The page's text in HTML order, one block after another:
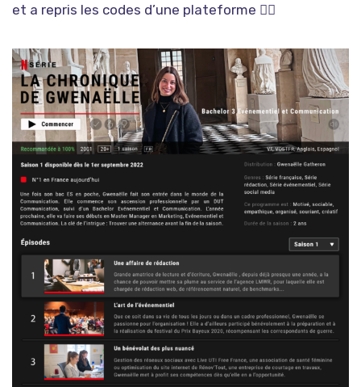
et a repris les codes d’une plateforme 👇🏽